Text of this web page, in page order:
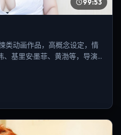
99:53
类动画作品，高概念设定，情
基里安·墨菲、黄渤等，导演